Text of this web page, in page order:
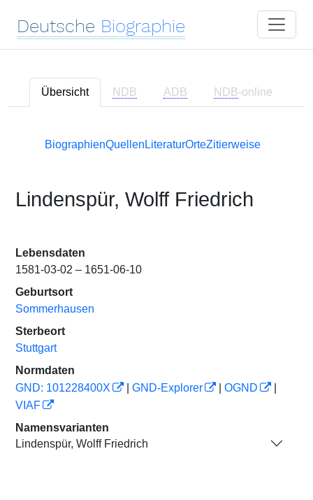
Deutsche Biographie
Übersicht NDB ADB NDB-online
BiographienQuellen LiteraturOrteZitierweise
Lindenspür, Wolff Friedrich
Lebensdaten
1581-03-02 – 1651-06-10
Geburtsort
Sommerhausen
Sterbeort
Stuttgart
Normdaten
GND: 101228400X
GND-Explorer OGND
VIAF
Namensvarianten
Lindenspür, Wolff Friedrich